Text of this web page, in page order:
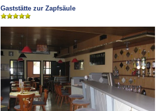
Gaststätte zur Zapfsäule